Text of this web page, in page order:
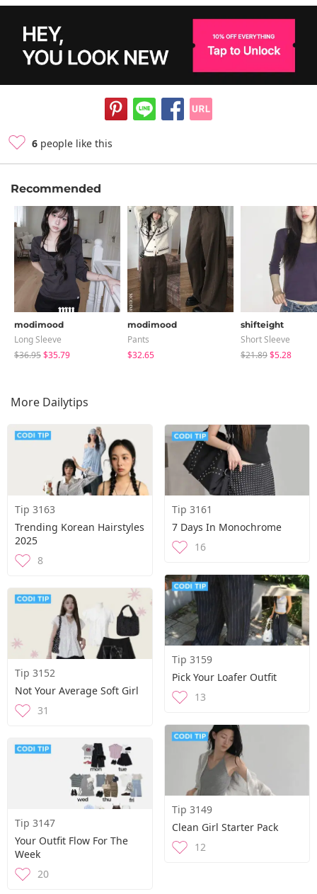
6 people like this
Recommended
modimood
Long Sleeve
$36.95$35.79
modimood
Pants
$32.65
shifteight
Short Sleeve
$21.89$5.28
More Dailytips
Tip 3163
Trending Korean Hairstyles
2025
8
Tip 3161
7 Days In Monochrome
16
Tip 3159
Pick Your Loafer Outfit
13
Tip 3152
Not Your Average Soft Girl
31
Tip 3149
Clean Girl Starter Pack
12
Tip 3147
Your Outfit Flow For The
Week
20